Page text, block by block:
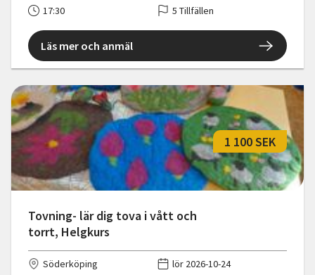
17:30
5 Tillfällen
Läs mer och anmäl
Tovning- lär dig tova i vått och
torrt, Helgkurs
1 100 SEK
Söderköping
lör 2026-10-24